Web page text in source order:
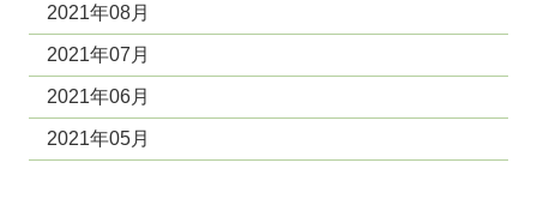
2021年08月
2021年07月
2021年06月
2021年05月